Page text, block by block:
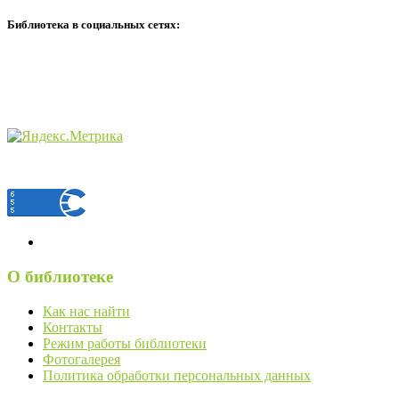
Библиотека в социальных сетях:
О библиотеке
Как нас найти
Контакты
Режим работы библиотеки
Фотогалерея
Политика обработки персональных данных